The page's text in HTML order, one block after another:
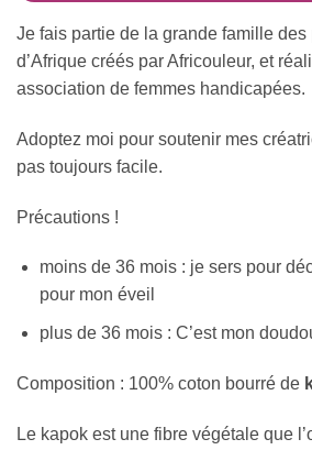
Je fais partie de la grande famille des
d’Afrique créés par Africouleur, et
association de femmes handicapées.
Adoptez moi pour soutenir mes
pas toujours facile.
Précautions !
moins de 36 mois : je sers pour
pour mon éveil
plus de 36 mois : C’est mon
Composition : 100% coton bourré de
Le kapok est une fibre végétale que